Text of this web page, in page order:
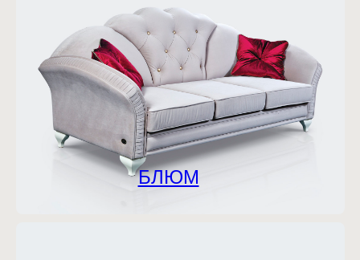
БЛЮМ